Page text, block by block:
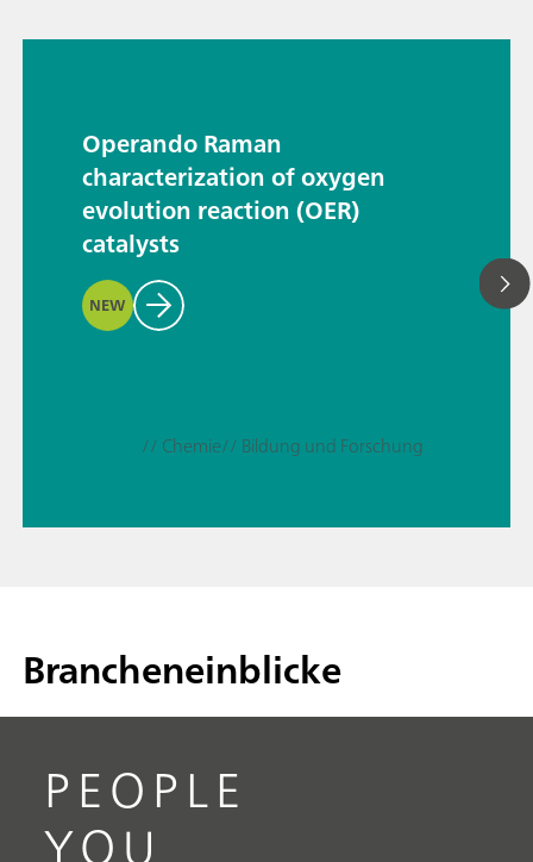
Operando Raman
characterization of oxygen
evolution reaction (OER)
catalysts
NEW
// Chemie// Bildung und Forschung
Brancheneinblicke
PEOPLE